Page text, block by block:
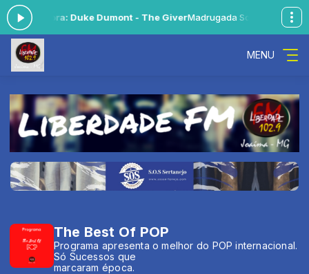
agora: Duke Dumont - The GiverMadrugada Sonora das
MENU
The Best Of POP
Programa apresenta o melhor do POP internacional.
Só Sucessos que
marcaram época.